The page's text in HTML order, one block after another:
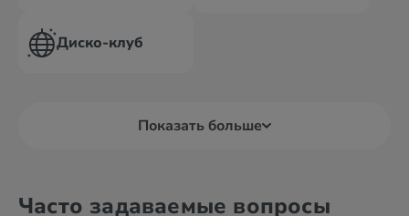
Диско-клуб
Показать больше
Часто задаваемые вопросы